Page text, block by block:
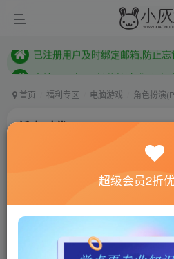
首页 福利专区 电脑游戏 角色扮演
低魔时代/Low Magic Age
联网教程： 内附教程
单机教程： 内附教程
不懂的话联系客服！！！
本站的资源转载自国内外各
超级会员2折优